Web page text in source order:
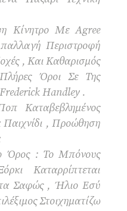
Κίνητρο Με Agree
Περιστροφή
, Και Καθαρισμός
Όροι Σε Της
Handley .
Καταβεβλημένος
, Προώθηση
Όρος : Το Μπόνους
Καταρρίπτεται
Σαφώς , Ήλιο Εσύ
Στοιχηματίζω